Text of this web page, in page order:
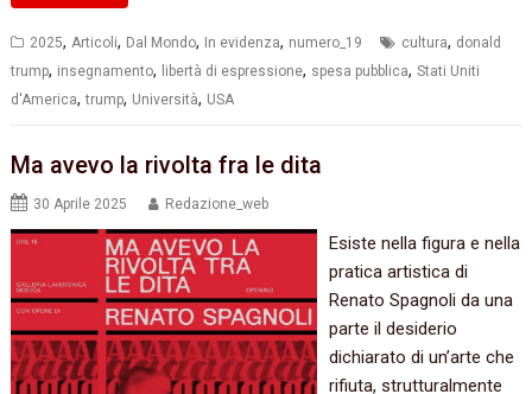
2025,Articoli, Dal Mondo, In evidenza, numero_19 cultura, donald
trump, insegnamento, libertà di espressione, spesa pubblica,Stati Uniti
d'America,trump, Università, USA
Ma avevo la rivolta fra le dita
30 Aprile 2025 Redazione_web
Esiste nella figura e nella
pratica artistica di
Renato Spagnoli da una
parte il desiderio
dichiarato di un’arte che
rifiuta, strutturalmente